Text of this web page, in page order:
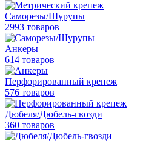
Саморезы/Шурупы
2993 товаров
Анкеры
614 товаров
Перфорированный крепеж
576 товаров
Дюбеля/Дюбель-гвозди
360 товаров